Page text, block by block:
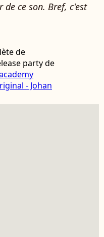
ce son. Bref, c'est
de
party de
- Johan